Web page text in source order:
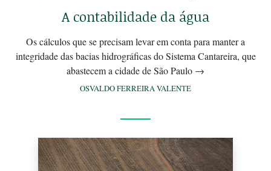
A contabilidade da água
Os cálculos que se precisam levar em conta para manter a
integridade das bacias hidrográficas do Sistema Cantareira, que
abastecem a cidade de São Paulo →
OSVALDO FERREIRA VALENTE